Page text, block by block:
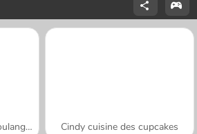
Magasin de Gâteaux : Boulangerie Cindy cuisine des cupcakes